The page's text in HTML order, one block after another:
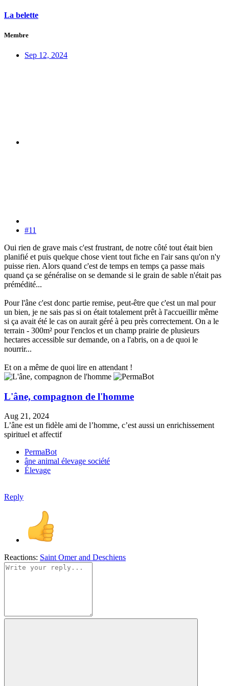
La belette
Membre
Sep 12, 2024
#11
Oui rien de grave mais c'est frustrant, de notre côté tout était bien
planifié et puis quelque chose vient tout fiche en l'air sans qu'on n'y
puisse rien. Alors quand c'est de temps en temps ça passe mais
quand ça se généralise on se demande si le grain de sable n'était pas
prémédité...
Pour l'âne c'est donc partie remise, peut-être que c'est un mal pour
un bien, je ne sais pas si on était totalement prêt à l'accueillir même
si ça avait été le cas on aurait géré à peu près correctement. On a le
terrain - 300m² pour l'enclos et un champ prairie de plusieurs
hectares accessible sur demande, on a l'abris, on a de quoi le
nourrir...
Et on a même de quoi lire en attendant !
L'âne, compagnon de l'homme
Aug 21, 2024
L’âne est un fidèle ami de l’homme, c’est aussi un enrichissement
spirituel et affectif
PermaBot
âne animal élevage société
Élevage
Reply
Reactions: Saint Omerand Deschiens